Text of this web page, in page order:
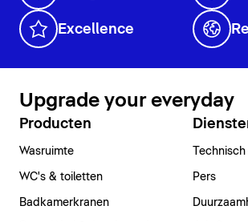
Excellence
Upgrade your everyday
Producten
Wasruimte
WC's & toiletten
Badkamerkranen
Pers